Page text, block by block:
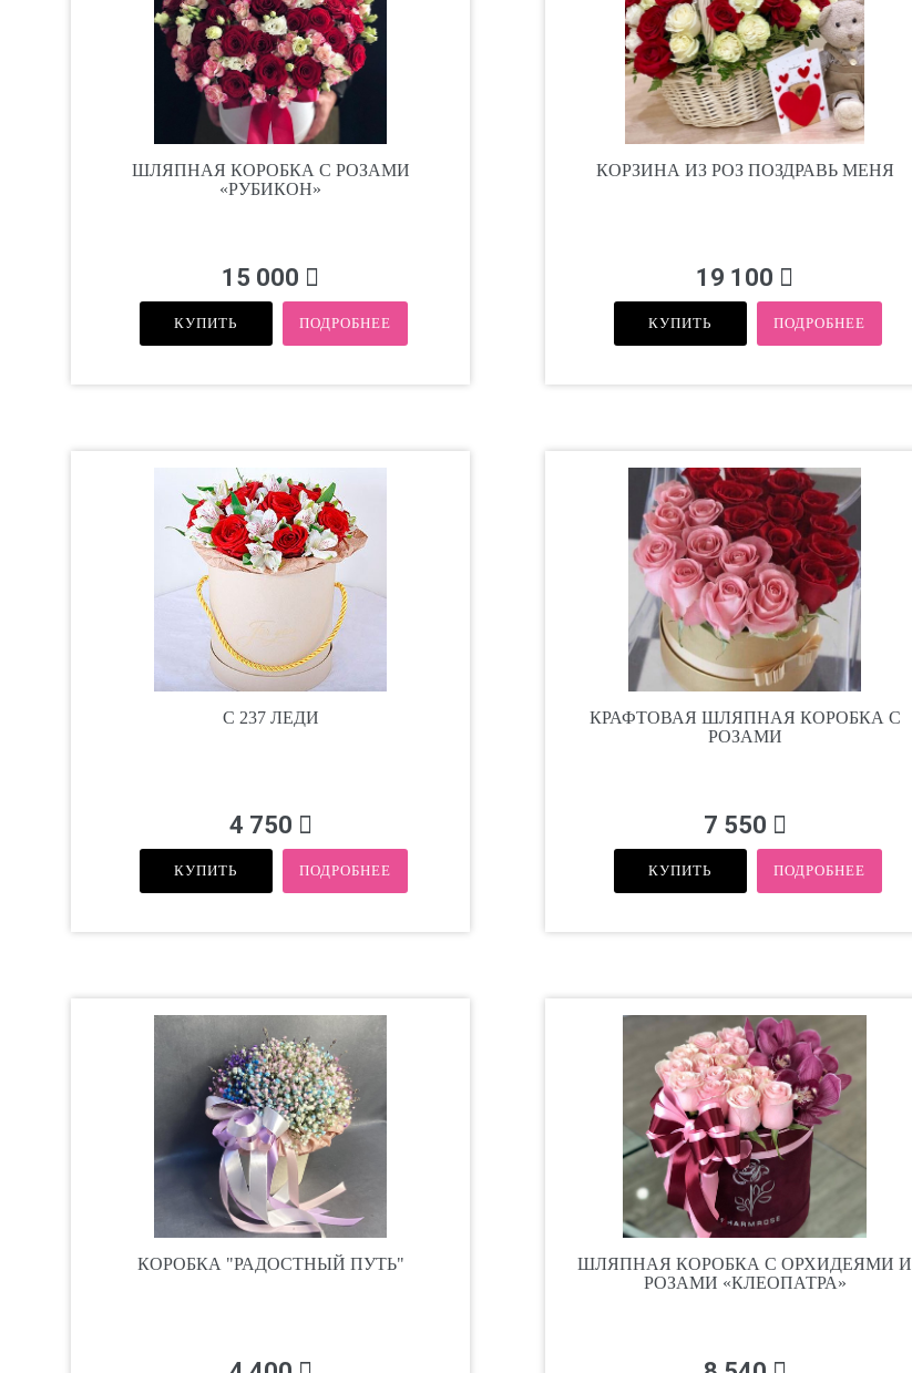
ШЛЯПНАЯ КОРОБКА С РОЗАМИ
«РУБИКОН»
15 000
КУПИТЬ ПОДРОБНЕЕ
КОРЗИНА ИЗ РОЗ ПОЗДРАВЬ МЕНЯ
19 100
КУПИТЬ ПОДРОБНЕЕ
C 237 ЛЕДИ
4 750
КУПИТЬ ПОДРОБНЕЕ
КРАФТОВАЯ ШЛЯПНАЯ КОРОБКА С
РОЗАМИ
7 550
КУПИТЬ ПОДРОБНЕЕ
КОРОБКА "РАДОСТНЫЙ ПУТЬ"
ШЛЯПНАЯ КОРОБКА С ОРХИДЕЯМИ И
РОЗАМИ «КЛЕОПАТРА»